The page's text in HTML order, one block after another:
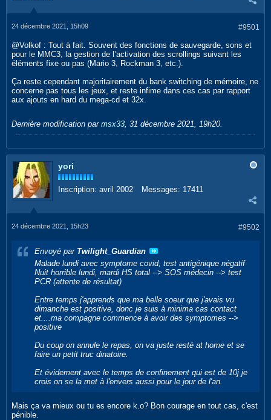
#9501
24 décembre 2021, 15h09
@Volkof : Tout à fait. Souvent des fonctions de sauvegarde, sons et
pour le MMC3, la gestion de l’activation des scrollings suivant les
éléments fixe ou pas (Mario 3, Rockman 3, etc.).
Ça reste cependant majoritairement du bank switching de mémoire, ne
concerne pas tous les jeux, et reste infime dans ces cas par rapport
aux ajouts en hard du mega-cd et 32x.
Dernière modification par msx33, 31 décembre 2021, 19h20.
yori
Inscription: avril 2002 Messages: 17411
#9502
24 décembre 2021, 15h23
Envoyé par Twilight_Guardian
Malade lundi avec symptome covid, test antigénique négatif
Nuit horrible lundi, mardi HS total --> SOS médecin --> test
PCR (attente de résultat)
Entre temps j'apprends que ma belle soeur que j'avais vu
dimanche est positive, donc je suis à minima cas contact
et....ma compagne commence à avoir des symptomes -->
positive
Du coup on annule le repas, on va juste resté at home et se
faire un petit truc dinatoire.
Et évidement avec le temps de confinement qui est de 10j je
crois on se la met à l'envers aussi pour le jour de l'an.
Mais ça va mieux ou tu es encore k.o? Bon courage en tout cas, c'est
pénible.